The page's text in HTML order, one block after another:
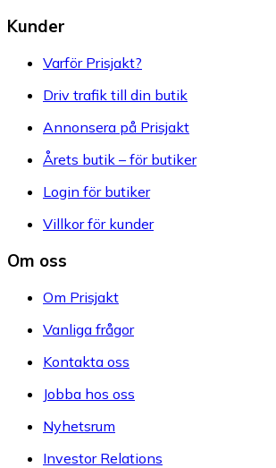
Kunder
Varför Prisjakt?
Driv trafik till din butik
Annonsera på Prisjakt
Årets butik – för butiker
Login för butiker
Villkor för kunder
Om oss
Om Prisjakt
Vanliga frågor
Kontakta oss
Jobba hos oss
Nyhetsrum
Investor Relations